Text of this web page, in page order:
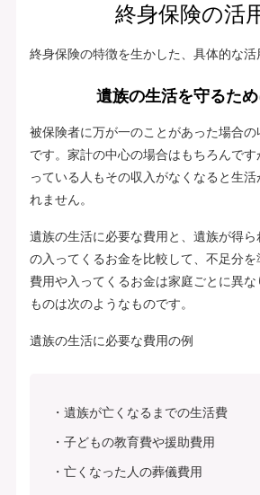
終身保険の活
終身保険の特徴を生かした、具体的な活
遺族の生活を守るた
被保険者に万が一のことがあった場合
です。家計の中心の場合はもちろんで
っている人もその収入がなくなると生
れません。
遺族の生活に必要な費用と、遺族が得
の入ってくるお金を比較して、不足分
費用や入ってくるお金は家庭ごとに異
ものは次のようなものです。
遺族の生活に必要な費用の例
遺族が亡くなるまでの生活費
子どもの教育費や援助費用
亡くなった人の葬儀費用